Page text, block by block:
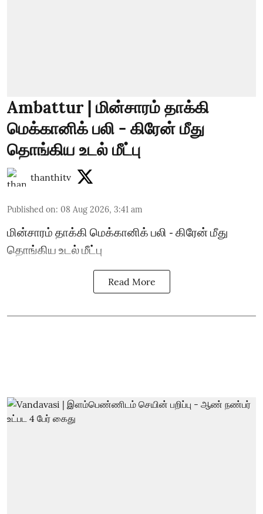
Ambattur | மின்சாரம் தாக்கி
மெக்கானிக் பலி - கிரேன் மீது
தொங்கிய உடல் மீட்பு
thanthitv
Published on: 08 Aug 2026, 3:41 am
மின்சாரம் தாக்கி மெக்கானிக் பலி - கிரேன் மீது
தொங்கிய உடல் மீட்பு
Read More